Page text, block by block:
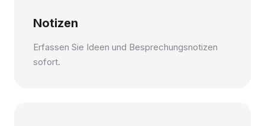
Notizen
Erfassen Sie Ideen und Besprechungsnotizen
sofort.